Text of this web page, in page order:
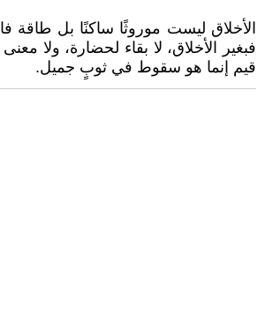
الأخلاق ليست موروثًا ساكنًا بل طاقة
فبغير الأخلاق، لا بقاء لحضارة، ولا
قيم إنما هو سقوط في ثوبٍ جميل.